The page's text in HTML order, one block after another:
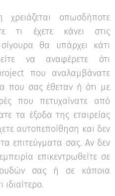
οπωσδήποτε
τι έχετε κάνει στις
θα υπάρχει κάτι
να αναφέρετε ότι
που αναλαμβάνατε
που σας έθεταν ή ότι με
που πετυχαίνατε από
τα έξοδα της εταιρείας
αυτοπεποίθηση και δεν
επιτεύγματα σας. Αν δεν
επικεντρωθείτε σε
σας ή σε κάποια